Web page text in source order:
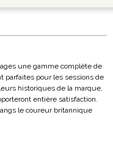
une gamme complète de
parfaites pour les sessions de
historiques de la marque,
entière satisfaction.
le coureur britannique